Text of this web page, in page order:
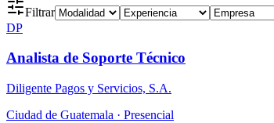
Filtrar
DP
Analista de Soporte Técnico
Diligente Pagos y Servicios, S.A.
Ciudad de Guatemala · Presencial